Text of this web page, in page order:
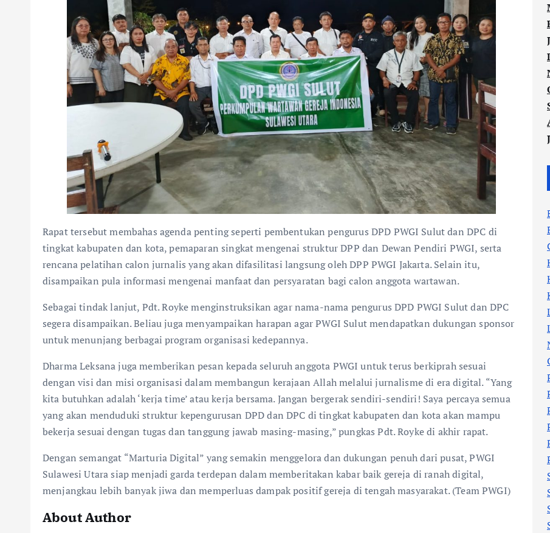
Rapat tersebut membahas agenda penting seperti pembentukan pengurus DPD PWGI Sulut dan DPC di
tingkat kabupaten dan kota, pemaparan singkat mengenai struktur DPP dan Dewan Pendiri PWGI, serta
rencana pelatihan calon jurnalis yang akan difasilitasi langsung oleh DPP PWGI Jakarta. Selain itu,
disampaikan pula informasi mengenai manfaat dan persyaratan bagi calon anggota wartawan.
Sebagai tindak lanjut, Pdt. Royke menginstruksikan agar nama-nama pengurus DPD PWGI Sulut dan DPC
segera disampaikan. Beliau juga menyampaikan harapan agar PWGI Sulut mendapatkan dukungan sponsor
untuk menunjang berbagai program organisasi kedepannya.
Dharma Leksana juga memberikan pesan kepada seluruh anggota PWGI untuk terus berkiprah sesuai
dengan visi dan misi organisasi dalam membangun kerajaan Allah melalui jurnalisme di era digital. “Yang
kita butuhkan adalah ‘kerja time’ atau kerja bersama. Jangan bergerak sendiri-sendiri! Saya percaya semua
yang akan menduduki struktur kepengurusan DPD dan DPC di tingkat kabupaten dan kota akan mampu
bekerja sesuai dengan tugas dan tanggung jawab masing-masing,” pungkas Pdt. Royke di akhir rapat.
Dengan semangat “Marturia Digital” yang semakin menggelora dan dukungan penuh dari pusat, PWGI
Sulawesi Utara siap menjadi garda terdepan dalam memberitakan kabar baik gereja di ranah digital,
menjangkau lebih banyak jiwa dan memperluas dampak positif gereja di tengah masyarakat. (Team PWGI)
About Author